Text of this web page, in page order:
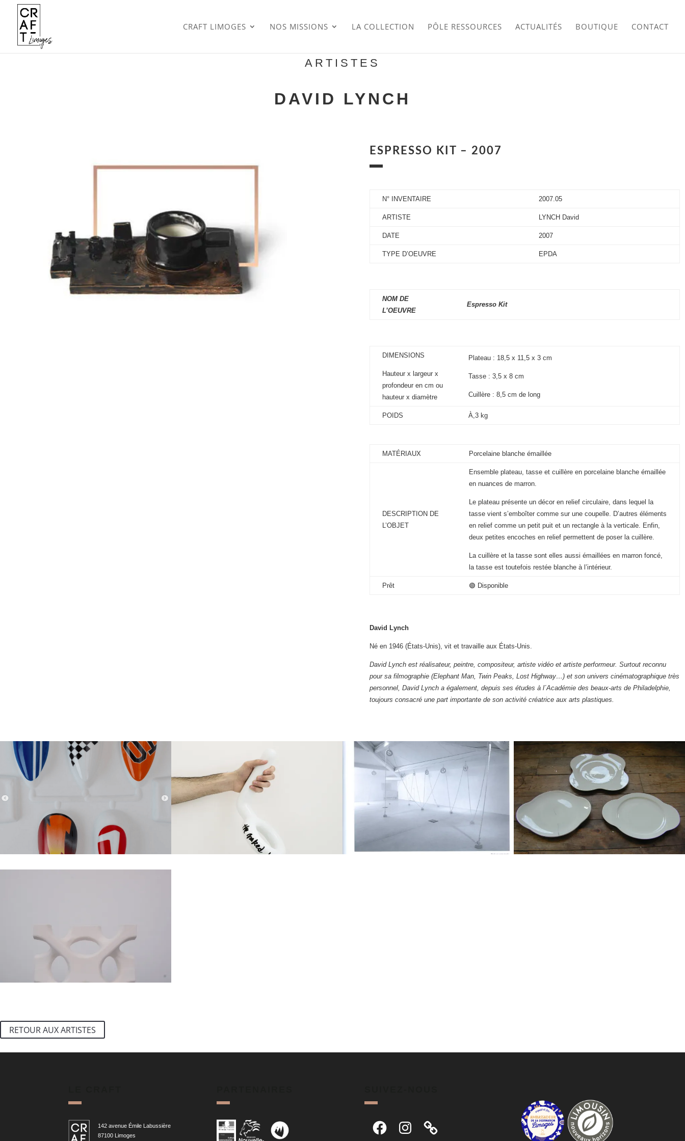
CRAFT LIMOGES NOS MISSIONS LA COLLECTION PÔLE RESSOURCES ACTUALITÉS BOUTIQUE CONTACT
ARTISTES
DAVID LYNCH
ESPRESSO KIT – 2007
N° INVENTAIRE 2007.05
ARTISTE LYNCH David
DATE 2007
TYPE D’OEUVRE EPDA
NOM DE
L’OEUVRE
Espresso Kit
DIMENSIONS
Hauteur x largeur x
profondeur en cm ou
hauteur x diamètre
Plateau : 18,5 x 11,5 x 3 cm
Tasse : 3,5 x 8 cm
Cuillère : 8,5 cm de long
POIDS À,3 kg
MATÉRIAUX Porcelaine blanche émaillée
DESCRIPTION DE
L’OBJET
Ensemble plateau, tasse et cuillère en porcelaine blanche émaillée
en nuances de marron.
Le plateau présente un décor en relief circulaire, dans lequel la
tasse vient s’emboîter comme sur une coupelle. D’autres éléments
en relief comme un petit puit et un rectangle à la verticale. Enfin,
deux petites encoches en relief permettent de poser la cuillère.
La cuillère et la tasse sont elles aussi émaillées en marron foncé,
la tasse est toutefois restée blanche à l’intérieur.
Prêt 🟢 Disponible
David Lynch
Né en 1946 (États-Unis), vit et travaille aux États-Unis.
David Lynch est réalisateur, peintre, compositeur, artiste vidéo et artiste performeur. Surtout reconnu
pour sa filmographie (Elephant Man, Twin Peaks, Lost Highway…) et son univers cinématographique très
personnel, David Lynch a également, depuis ses études à l´Académie des beaux-arts de Philadelphie,
toujours consacré une part importante de son activité créatrice aux arts plastiques.
RETOUR AUX ARTISTES
142 avenue Émile Labussière
87100 Limoges
FacebookInstagram